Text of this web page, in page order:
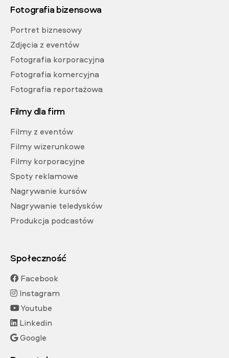
Fotografia bizensowa
Portret biznesowy
Zdjęcia z eventów
Fotografia korporacyjna
Fotografia komercyjna
Fotografia reportażowa
Filmy dla firm
Filmy z eventów
Filmy wizerunkowe
Filmy korporacyjne
Spoty reklamowe
Nagrywanie kursów
Nagrywanie teledysków
Produkcja podcastów
Społeczność
Facebook
Instagram
Youtube
Linkedin
Google